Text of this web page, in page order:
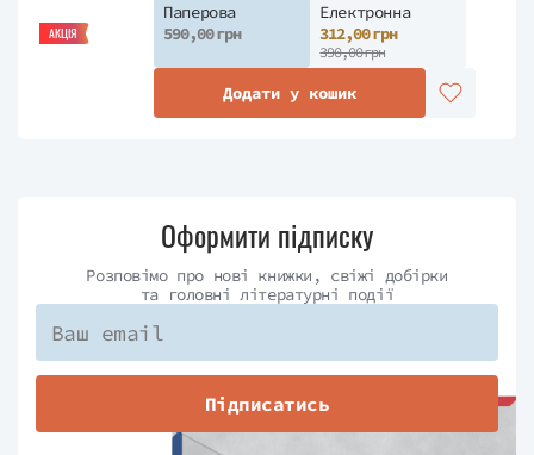
АКЦІЯ
Паперова
590,00 грн
Електронна
312,00 грн
390,00 грн
Додати у кошик
Оформити підписку
Розповімо про нові книжки, свіжі добірки
та головні літературні події
Підписатись